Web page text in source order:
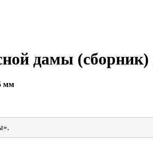
дамы (сборник)
мм